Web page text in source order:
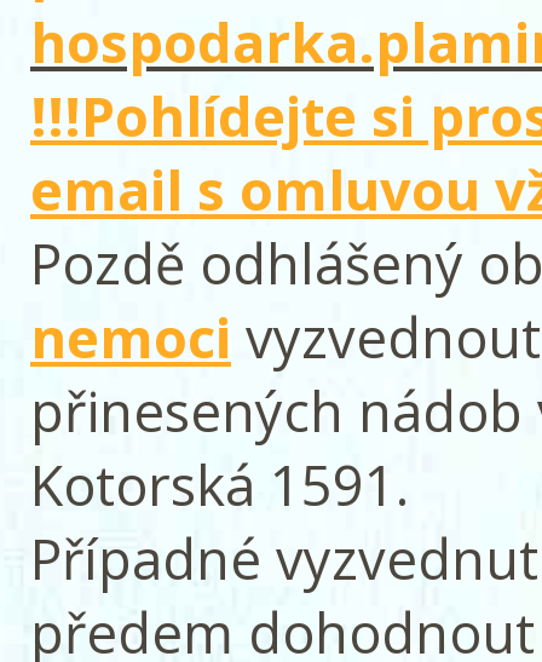
!!!Pohlídejte si
email s omluvou
Pozdě odhlášený
nemoci
přinesených nádob
Kotorská 1591.
Případné
předem